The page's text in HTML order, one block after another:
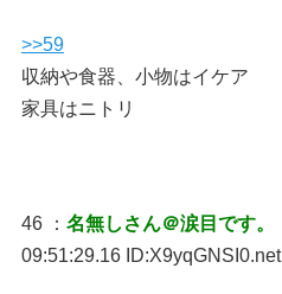
>>59
収納や食器、小物はイケア
家具はニトリ
46 ： 名無しさん＠涙目です。
09:51:29.16 ID:X9yqGNSI0.net